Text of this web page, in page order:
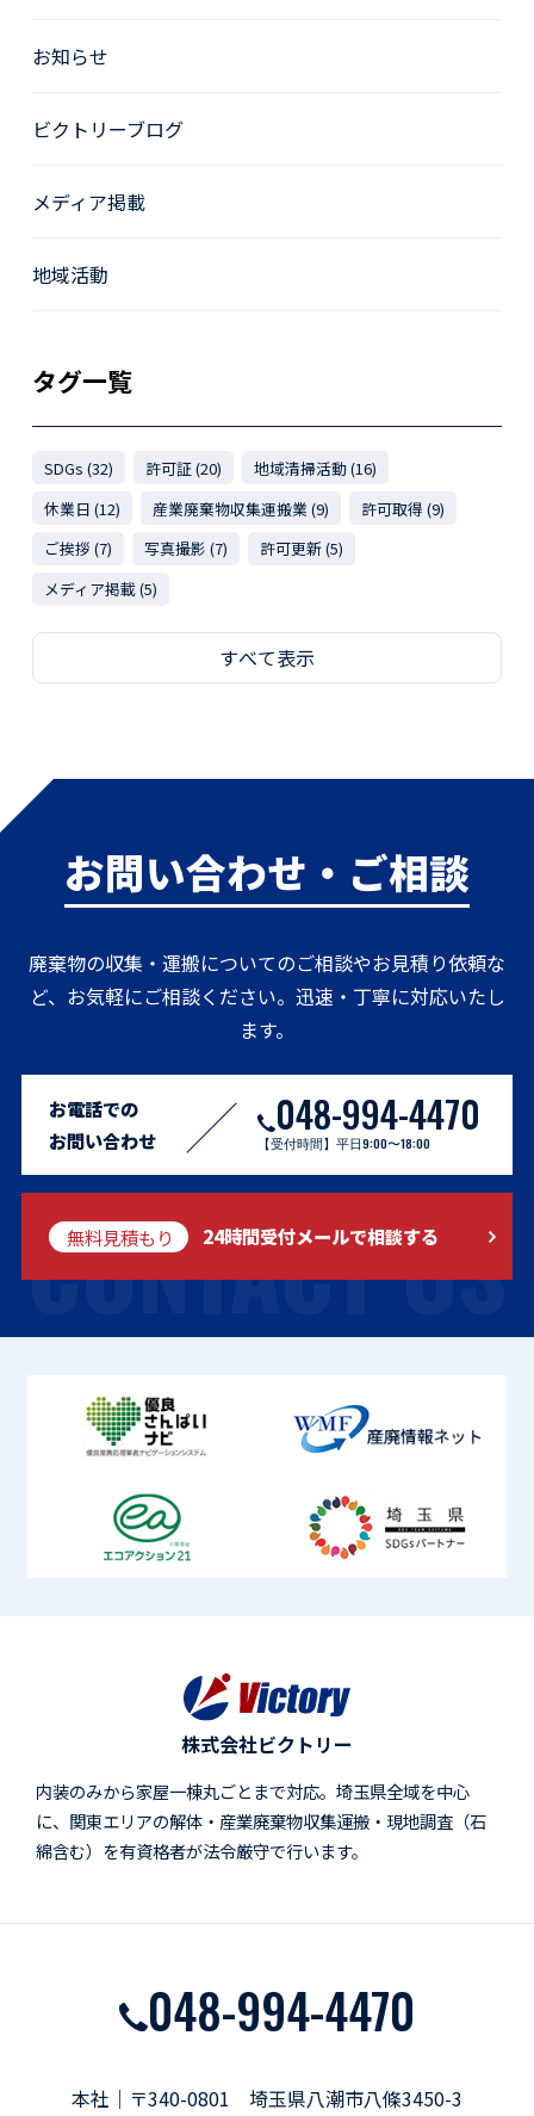
お知らせ
ビクトリーブログ
メディア掲載
地域活動
タグ一覧
SDGs (32) 許可証 (20)
地域清掃活動 (16)
休業日 (12)
産業廃棄物収集運搬業 (9)
許可取得 (9)
ご挨拶 (7)
写真撮影 (7)
許可更新 (5)
メディア掲載 (5)
すべて表示
お問い合わせ・ご相談
廃棄物の収集・運搬についてのご相談やお見積り依頼な
ど、お気軽にご相談ください。迅速・丁寧に対応いたし
ます。
CONTACT US
お電話での
お問い合わせ
048-994-4470
【受付時間】平日9:00〜18:00
無料見積もり 24時間受付メールで相談する
株式会社ビクトリー
内装のみから家屋一棟丸ごとまで対応。埼玉県全域を中心
に、関東エリアの解体・産業廃棄物収集運搬・現地調査（石
綿含む）を有資格者が法令厳守で行います。
048-994-4470
本社｜〒340-0801 埼玉県八潮市八條3450-3